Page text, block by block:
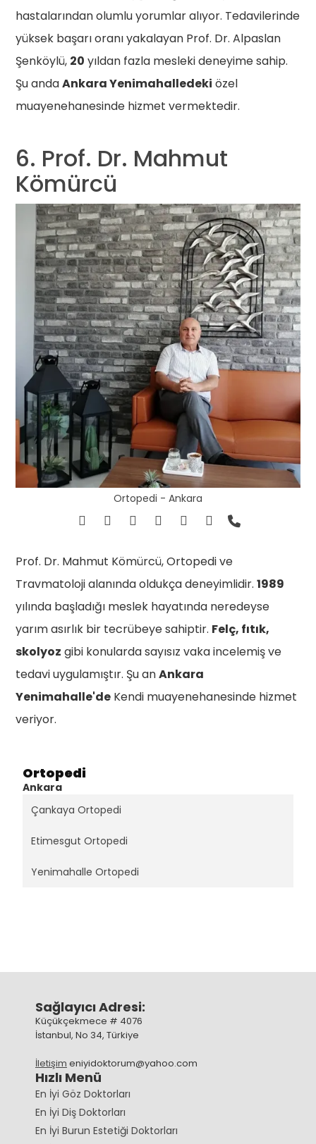
Ortopedi
Ankara
Çankaya Ortopedi
Etimesgut Ortopedi
Yenimahalle Ortopedi
hastalarından olumlu yorumlar alıyor. Tedavilerinde
yüksek başarı oranı yakalayan Prof. Dr. Alpaslan
Şenköylü, 20 yıldan fazla mesleki deneyime sahip.
Şu andaAnkara Yenimahalledeki özel
muayenehanesinde hizmet vermektedir.
6. Prof. Dr. Mahmut
Kömürcü
Ortopedi - Ankara
Prof. Dr. Mahmut Kömürcü, Ortopedi ve
Travmatoloji alanında oldukça deneyimlidir.1989
yılında başladığı meslek hayatında neredeyse
yarım asırlık bir tecrübeye sahiptir. Felç, fıtık,
skolyoz gibi konularda sayısız vaka incelemiş ve
tedavi uygulamıştır. Şu anAnkara
Yenimahalle'de Kendi muayenehanesinde hizmet
veriyor.
Sağlayıcı Adresi:
Küçükçekmece # 4076
İstanbul, No 34, Türkiye
İletişim eniyidoktorum@yahoo.com
Hızlı Menü
En İyi Göz Doktorları
En İyi Diş Doktorları
En İyi Burun Estetiği Doktorları